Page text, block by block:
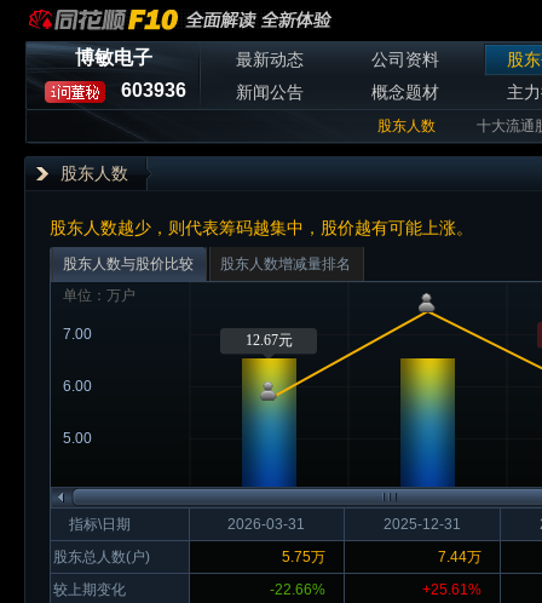
博敏电子
603936
最新动态 公司资料
股
新闻公告
概念题材 主
股东人数 十大流通
股东人数
股东人数越少，则代表筹码越集中，股价越有可能上涨。
股东人数与股价比较
股东人数增减量排名
单位：万户
5.00
6.00
7.00 12.67元
指标\日期
股东总人数(户)
较上期变化
2026-03-31 2025-12-31
5.75万
7.44万
-22.66%
+25.61%